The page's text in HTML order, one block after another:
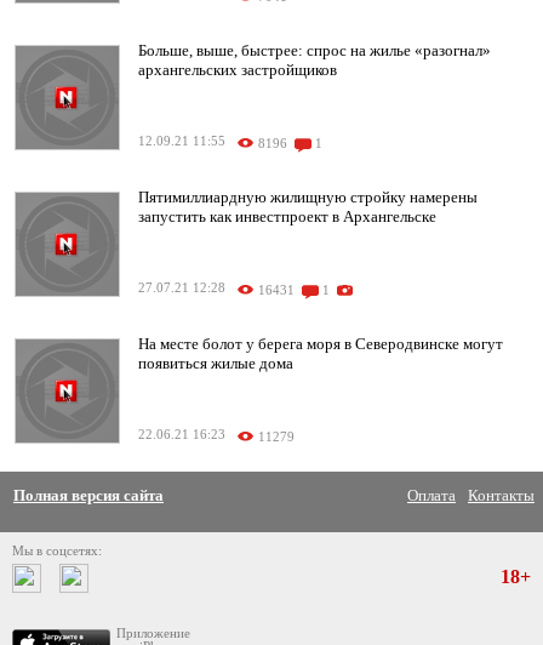
Больше, выше, быстрее: спрос на жилье «разогнал»
архангельских застройщиков
12.09.21 11:55 8196 1
Пятимиллиардную жилищную стройку намерены
запустить как инвестпроект в Архангельске
27.07.21 12:28 16431 1
На месте болот у берега моря в Северодвинске могут
появиться жилые дома
22.06.21 16:23 11279
Полная версия сайта Оплата Контакты
Мы в соцсетях:
Приложение
18+